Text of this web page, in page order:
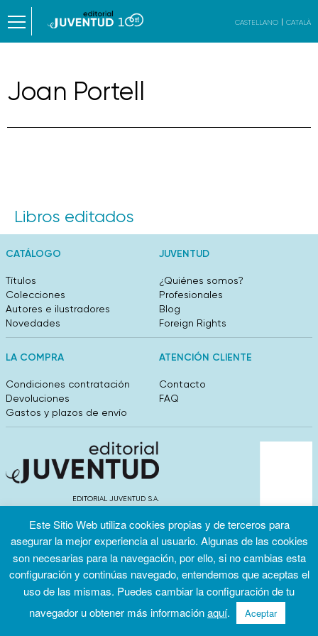
CASTELLANO CATALÀ
Joan Portell
Libros editados
CATÁLOGO
Títulos
Colecciones
Autores e ilustradores
Novedades
JUVENTUD
¿Quiénes somos?
Profesionales
Blog
Foreign Rights
LA COMPRA
Condiciones contratación
Devoluciones
Gastos y plazos de envío
ATENCIÓN CLIENTE
Contacto
FAQ
EDITORIAL JUVENTUD S.A.
info@editorialjuventud.es
Condiciones
Política de
privacidad
Política de
Este Sitio Web utiliza cookies propias y de terceros para
asegurar la mejor experiencia al usuario. Algunas de las cookies
son necesarias para la navegación, por ello, si no cambias esta
configuración y continúas navegado, entendemos que aceptas el
uso de las mismas. Puedes cambiar la configuración de tu
navegador u obtener más informaciónaquí. Aceptar